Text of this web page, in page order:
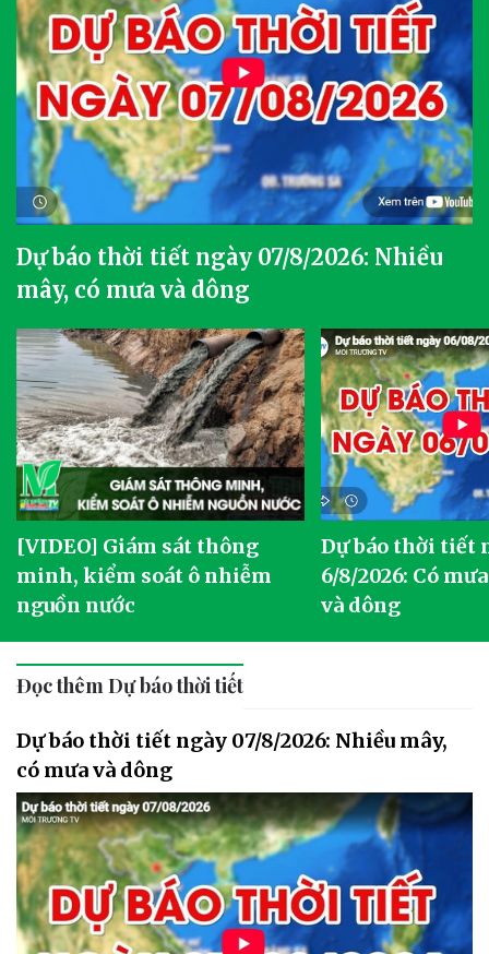
Dự báo thời tiết ngày 07/8/2026: Nhiều
mây, có mưa và dông
[VIDEO] Giám sát thông
minh, kiểm soát ô nhiễm
nguồn nước
Dự báo thời tiết
6/8/2026: Có
và dông
Đọc thêm Dự báo thời tiết
Dự báo thời tiết ngày 07/8/2026: Nhiều mây,
có mưa và dông